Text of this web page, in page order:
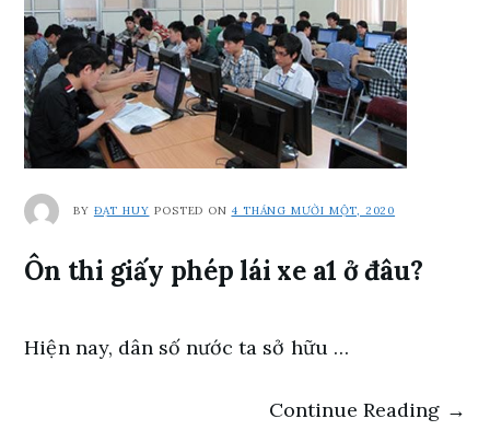
BY ĐẠT HUY POSTED ON 4 THÁNG MƯỜI MỘT, 2020
Ôn thi giấy phép lái xe a1 ở đâu?
Hiện nay, dân số nước ta sở hữu …
Continue Reading →